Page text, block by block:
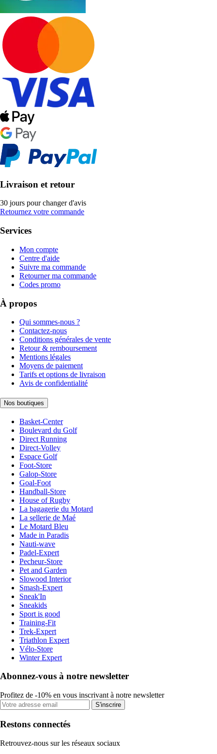
Livraison et retour
30 jours pour changer d'avis
Retournez votre commande
Services
Mon compte
Centre d'aide
Suivre ma commande
Retourner ma commande
Codes promo
À propos
Qui sommes-nous ?
Contactez-nous
Conditions générales de vente
Retour & remboursement
Mentions légales
Moyens de paiement
Tarifs et options de livraison
Avis de confidentialité
Nos boutiques
Basket-Center
Boulevard du Golf
Direct Running
Direct-Volley
Espace Golf
Foot-Store
Galop-Store
Goal-Foot
Handball-Store
House of Rugby
La bagagerie du Motard
La sellerie de Maé
Le Motard Bleu
Made in Paradis
Nauti-wave
Padel-Expert
Pecheur-Store
Pet and Garden
Slowood Interior
Smash-Expert
Sneak'In
Sneakids
Sport is good
Training-Fit
Trek-Expert
Triathlon Expert
Vélo-Store
Winter Expert
Abonnez-vous à notre newsletter
Profitez de -10% en vous inscrivant à notre newsletter
S'inscrire
Restons connectés
Retrouvez-nous sur les réseaux sociaux